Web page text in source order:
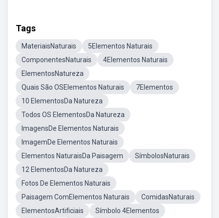
Tags
MateriaisNaturais
5Elementos Naturais
ComponentesNaturais
4Elementos Naturais
ElementosNatureza
Quais São OSElementos Naturais
7Elementos
10 ElementosDa Natureza
Todos OS ElementosDa Natureza
ImagensDe Elementos Naturais
ImagemDe Elementos Naturais
Elementos NaturaisDa Paisagem
SímbolosNaturais
12 ElementosDa Natureza
Fotos De Elementos Naturais
Paisagem ComElementos Naturais
ComidasNaturais
ElementosArtificiais
Símbolo 4Elementos